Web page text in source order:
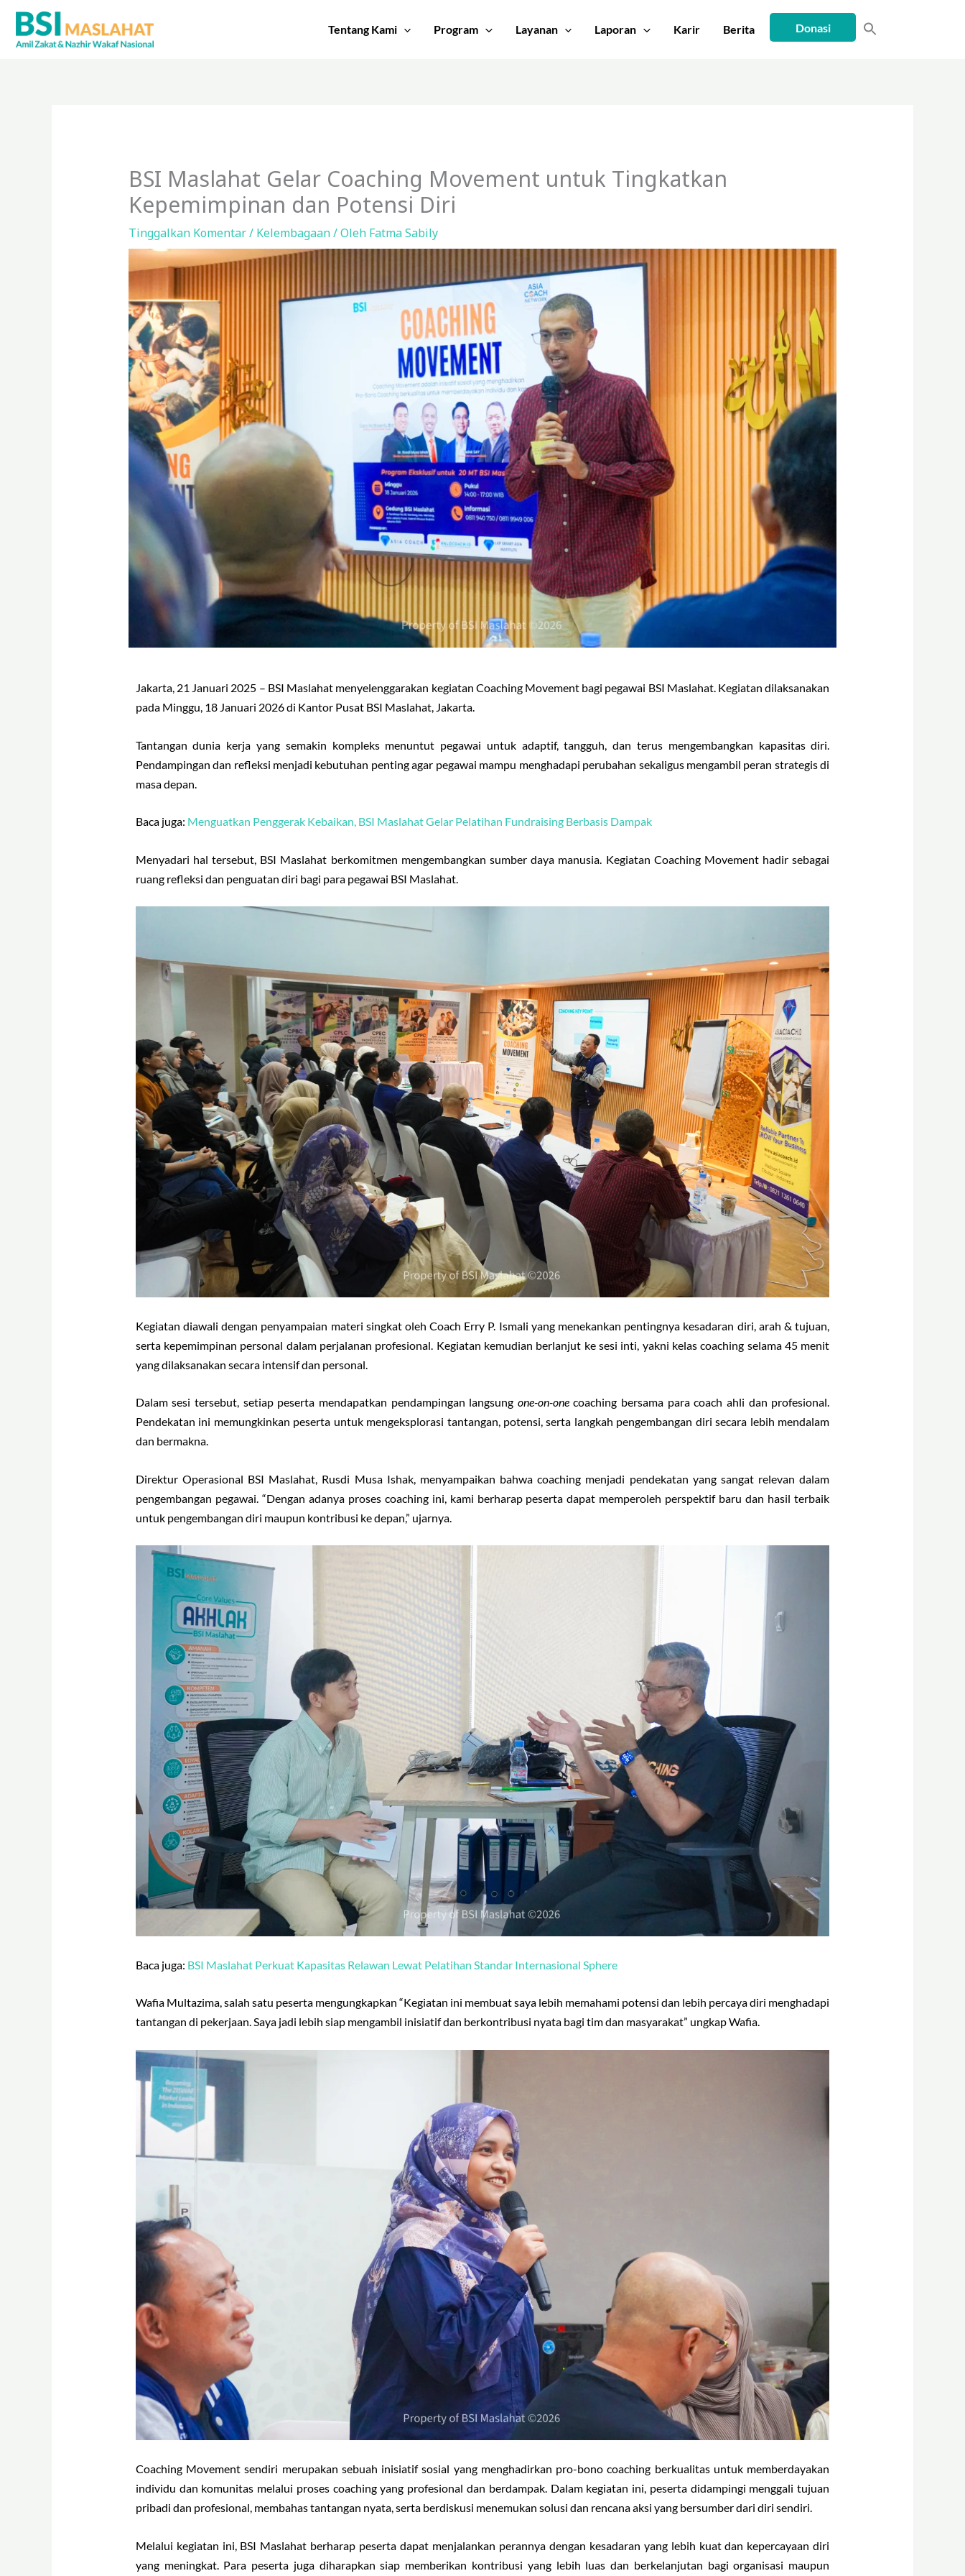
Lewati
konten
Tentang Kami Program Layanan Laporan Karir Berita Donasi
BSI Maslahat Gelar Coaching Movement untuk Tingkatkan
Kepemimpinan dan Potensi Diri
Tinggalkan Komentar/ Kelembagaan/ Oleh Fatma Sabily
Jakarta, 21 Januari 2025 – BSI Maslahat menyelenggarakan kegiatan Coaching Movement bagi pegawai BSI Maslahat. Kegiatan dilaksanakan
pada Minggu, 18 Januari 2026 di Kantor Pusat BSI Maslahat, Jakarta.
Tantangan dunia kerja yang semakin kompleks menuntut pegawai untuk adaptif, tangguh, dan terus mengembangkan kapasitas diri.
Pendampingan dan refleksi menjadi kebutuhan penting agar pegawai mampu menghadapi perubahan sekaligus mengambil peran strategis di
masa depan.
Baca juga: Menguatkan Penggerak Kebaikan, BSI Maslahat Gelar Pelatihan Fundraising Berbasis Dampak
Menyadari hal tersebut, BSI Maslahat berkomitmen mengembangkan sumber daya manusia. Kegiatan Coaching Movement hadir sebagai
ruang refleksi dan penguatan diri bagi para pegawai BSI Maslahat.
Kegiatan diawali dengan penyampaian materi singkat oleh Coach Erry P. Ismali yang menekankan pentingnya kesadaran diri, arah & tujuan,
serta kepemimpinan personal dalam perjalanan profesional. Kegiatan kemudian berlanjut ke sesi inti, yakni kelas coaching selama 45 menit
yang dilaksanakan secara intensif dan personal.
Dalam sesi tersebut, setiap peserta mendapatkan pendampingan langsung one-on-onecoaching bersama para coach ahli dan profesional.
Pendekatan ini memungkinkan peserta untuk mengeksplorasi tantangan, potensi, serta langkah pengembangan diri secara lebih mendalam
dan bermakna.
Direktur Operasional BSI Maslahat, Rusdi Musa Ishak, menyampaikan bahwa coaching menjadi pendekatan yang sangat relevan dalam
pengembangan pegawai. “Dengan adanya proses coaching ini, kami berharap peserta dapat memperoleh perspektif baru dan hasil terbaik
untuk pengembangan diri maupun kontribusi ke depan,” ujarnya.
Baca juga: BSI Maslahat Perkuat Kapasitas Relawan Lewat Pelatihan Standar Internasional Sphere
Wafia Multazima, salah satu peserta mengungkapkan “Kegiatan ini membuat saya lebih memahami potensi dan lebih percaya diri menghadapi
tantangan di pekerjaan. Saya jadi lebih siap mengambil inisiatif dan berkontribusi nyata bagi tim dan masyarakat” ungkap Wafia.
Coaching Movement sendiri merupakan sebuah inisiatif sosial yang menghadirkan pro-bono coaching berkualitas untuk memberdayakan
individu dan komunitas melalui proses coaching yang profesional dan berdampak. Dalam kegiatan ini, peserta didampingi menggali tujuan
pribadi dan profesional, membahas tantangan nyata, serta berdiskusi menemukan solusi dan rencana aksi yang bersumber dari diri sendiri.
Melalui kegiatan ini, BSI Maslahat berharap peserta dapat menjalankan perannya dengan kesadaran yang lebih kuat dan kepercayaan diri
yang meningkat. Para peserta juga diharapkan siap memberikan kontribusi yang lebih luas dan berkelanjutan bagi organisasi maupun